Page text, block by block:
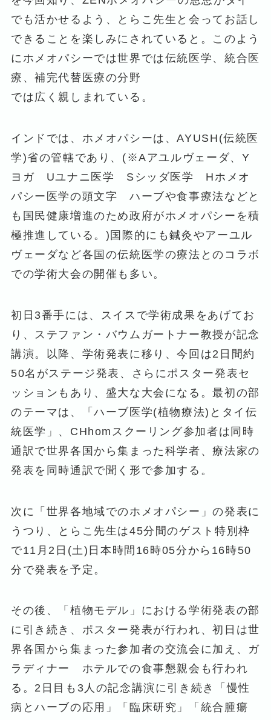
でも活かせるよう、とらこ先生と会ってお話し
できることを楽しみにされていると。このよう
にホメオパシーでは世界では伝統医学、統合医
療、補完代替医療の分野
では広く親しまれている。
インドでは、ホメオパシーは、AYUSH(伝統医
学)省の管轄であり、(※Aアユルヴェーダ、Y
ヨガ Uユナニ医学 Sシッダ医学 Hホメオ
パシー医学の頭文字 ハーブや食事療法などと
も国民健康増進のため政府がホメオパシーを積
極推進している。)国際的にも鍼灸やアーユル
ヴェーダなど各国の伝統医学の療法とのコラボ
での学術大会の開催も多い。
初日3番手には、スイスで学術成果をあげてお
り、ステファン・バウムガートナー教授が記念
講演。以降、学術発表に移り、今回は2日間約
50名がステージ発表、さらにポスター発表セ
ッションもあり、盛大な大会になる。最初の部
のテーマは、「ハーブ医学(植物療法)とタイ伝
統医学」、CHhomスクーリング参加者は同時
通訳で世界各国から集まった科学者、療法家の
発表を同時通訳で聞く形で参加する。
次に「世界各地域でのホメオパシー」の発表に
うつり、とらこ先生は45分間のゲスト特別枠
で11月2日(土)日本時間16時05分から16時50
分で発表を予定。
その後、「植物モデル」における学術発表の部
に引き続き、ポスター発表が行われ、初日は世
界各国から集まった参加者の交流会に加え、ガ
ラディナー ホテルでの食事懇親会も行われ
る。2日目も3人の記念講演に引き続き「慢性
病とハーブの応用」「臨床研究」「統合腫瘍